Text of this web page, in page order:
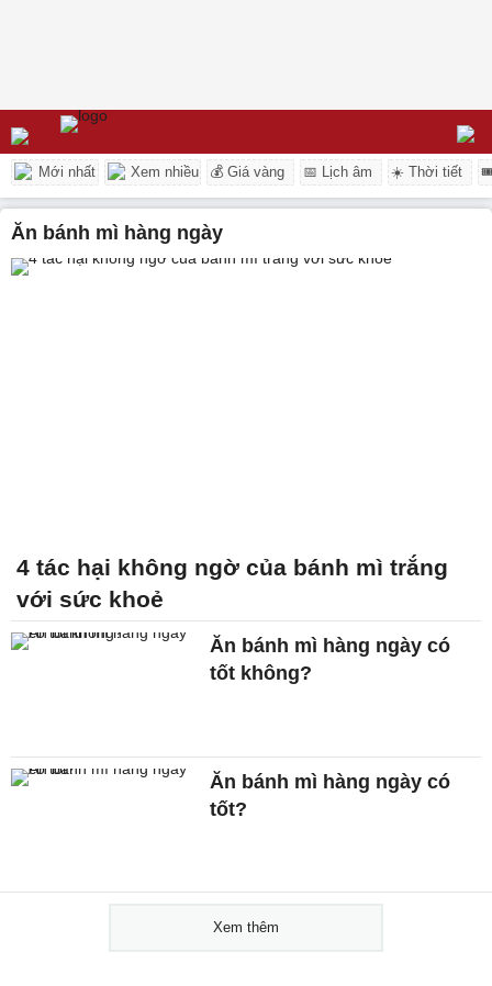
Mới nhất Xem nhiều 💰 Giá vàng 📅 Lịch âm ☀️ Thời tiết
ăn bánh mì hàng ngày
4 tác hại không ngờ của bánh mì trắng
với sức khoẻ
Ăn bánh mì hàng ngày có
tốt không?
Ăn bánh mì hàng ngày có
tốt?
Xem thêm